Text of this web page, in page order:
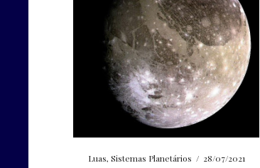
Luas, Sistemas Planetários / 28/07/2021